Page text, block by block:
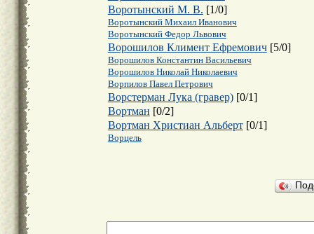
Воротынский М. В. [1/0]
Воротынский Михаил Иванович
Воротынский Федор Львович
Ворошилов Климент Ефремович[5/0]
Ворошилов Константин Васильевич
Ворошилов Николай Николаевич
Ворпилов Павел Петрович
Ворстерман Лука (гравер)[0/1]
Вортман [0/2]
Вортман Христиан Альберт[0/1]
Ворцель